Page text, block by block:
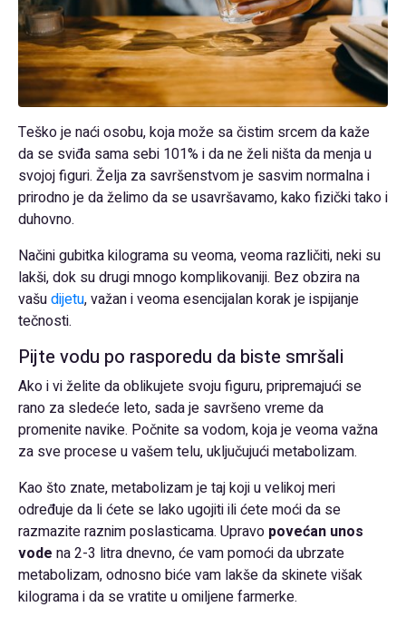
Teško je naći osobu, koja može sa čistim srcem da kaže
da se sviđa sama sebi 101% i da ne želi ništa da menja u
svojoj figuri. Želja za savršenstvom je sasvim normalna i
prirodno je da želimo da se usavršavamo, kako fizički tako i
duhovno.
Načini gubitka kilograma su veoma, veoma različiti, neki su
lakši, dok su drugi mnogo komplikovaniji. Bez obzira na
vašudijetu, važan i veoma esencijalan korak je ispijanje
tečnosti.
Pijte vodu po rasporedu da biste smršali
Ako i vi želite da oblikujete svoju figuru, pripremajući se
rano za sledeće leto, sada je savršeno vreme da
promenite navike. Počnite sa vodom, koja je veoma važna
za sve procese u vašem telu, uključujući metabolizam.
Kao što znate, metabolizam je taj koji u velikoj meri
određuje da li ćete se lako ugojiti ili ćete moći da se
razmazite raznim poslasticama. Upravo povećan unos
vode na 2-3 litra dnevno, će vam pomoći da ubrzate
metabolizam, odnosno biće vam lakše da skinete višak
kilograma i da se vratite u omiljene farmerke.